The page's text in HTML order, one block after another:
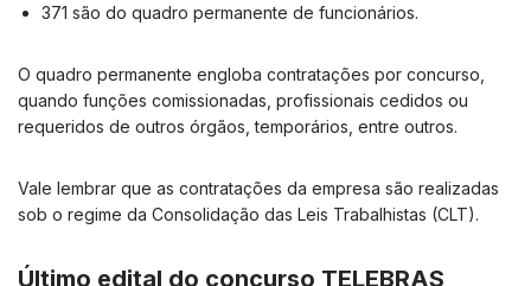
371 são do quadro permanente de funcionários.
O quadro permanente engloba contratações por concurso,
quando funções comissionadas, profissionais cedidos ou
requeridos de outros órgãos, temporários, entre outros.
Vale lembrar que as contratações da empresa são realizadas
sob o regime da Consolidação das Leis Trabalhistas (CLT).
Último edital do concurso TELEBRAS